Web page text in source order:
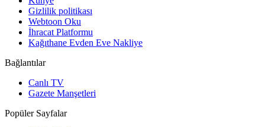
Gizlilik politikası
Webtoon Oku
İhracat Platformu
Kağıthane Evden Eve Nakliye
Bağlantılar
Canlı TV
Gazete Manşetleri
Popüler Sayfalar